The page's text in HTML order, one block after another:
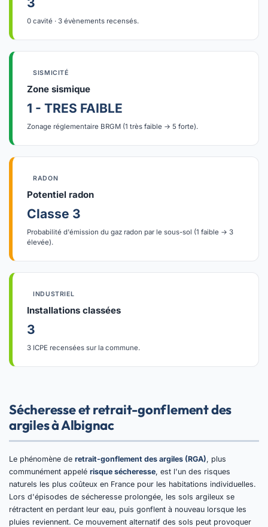
0 cavité · 3 évènements recensés.
SISMICITÉ
Zone sismique
1 - TRES FAIBLE
Zonage réglementaire BRGM (1 très faible → 5 forte).
RADON
Potentiel radon
Classe 3
Probabilité d'émission du gaz radon par le sous-sol (1 faible → 3
élevée).
INDUSTRIEL
Installations classées
3
3 ICPE recensées sur la commune.
Sécheresse et retrait-gonflement des
argiles à Albignac
Le phénomène de retrait-gonflement des argiles (RGA), plus
communément appelé risque sécheresse, est l'un des risques
naturels les plus coûteux en France pour les habitations individuelles.
Lors d'épisodes de sécheresse prolongée, les sols argileux se
rétractent en perdant leur eau, puis gonflent à nouveau lorsque les
pluies reviennent. Ce mouvement alternatif des sols peut provoquer